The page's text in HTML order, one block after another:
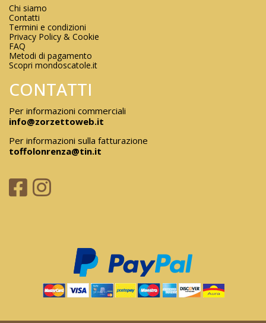
Chi siamo
Contatti
Termini e condizioni
Privacy Policy & Cookie
FAQ
Metodi di pagamento
Scopri mondoscatole.it
CONTATTI
Per informazioni commerciali
info@zorzettoweb.it
Per informazioni sulla fatturazione
toffolonrenza@tin.it